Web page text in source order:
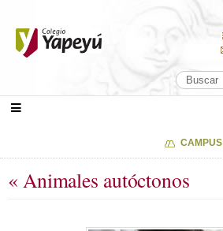
CAMPUS
« Animales autóctonos